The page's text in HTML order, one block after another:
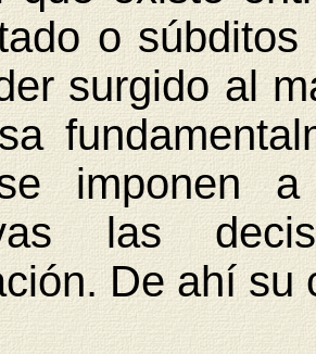
o
surgido al
imponen
las
De ahí su